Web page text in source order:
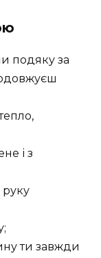
подяку за
і з
руку
ти завжди